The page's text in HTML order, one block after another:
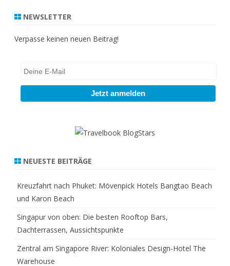
r
h
NEWSLETTER
Verpasse keinen neuen Beitrag!
NEUESTE BEITRÄGE
Kreuzfahrt nach Phuket: Mövenpick Hotels Bangtao Beach
und Karon Beach
Singapur von oben: Die besten Rooftop Bars,
Dachterrassen, Aussichtspunkte
Zentral am Singapore River: Koloniales Design-Hotel The
Warehouse